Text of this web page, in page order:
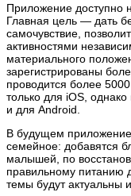
Приложение доступно
Главная цель — дать
самочувствие,
активностями
материального
зарегистрированы
проводится более
только для iOS,
и для Android.
В будущем приложение
семейное: добавятся
малышей, по
правильному питанию
темы будут актуальны